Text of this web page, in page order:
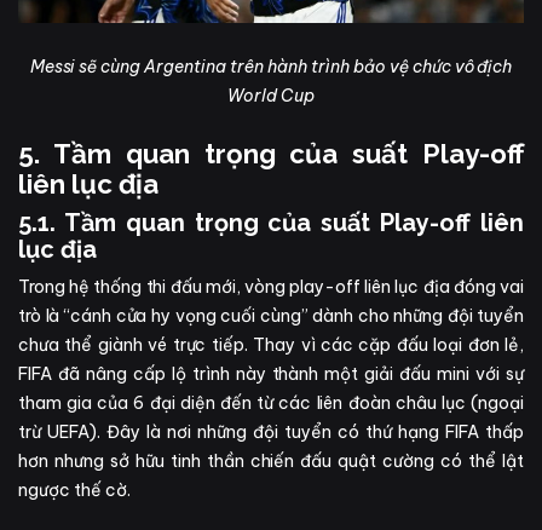
Messi sẽ cùng Argentina trên hành trình bảo vệ chức vô địch
World Cup
5. Tầm quan trọng của suất Play-off
liên lục địa
5.1. Tầm quan trọng của suất Play-off liên
lục địa
Trong hệ thống thi đấu mới, vòng play-off liên lục địa đóng vai
trò là “cánh cửa hy vọng cuối cùng” dành cho những đội tuyển
chưa thể giành vé trực tiếp. Thay vì các cặp đấu loại đơn lẻ,
FIFA đã nâng cấp lộ trình này thành một giải đấu mini với sự
tham gia của 6 đại diện đến từ các liên đoàn châu lục (ngoại
trừ UEFA). Đây là nơi những đội tuyển có thứ hạng FIFA thấp
hơn nhưng sở hữu tinh thần chiến đấu quật cường có thể lật
ngược thế cờ.